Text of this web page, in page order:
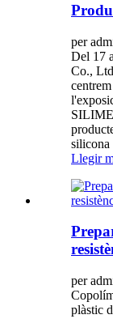
per
Del 17
Co.,
silicona
Llegir
per
plàstic